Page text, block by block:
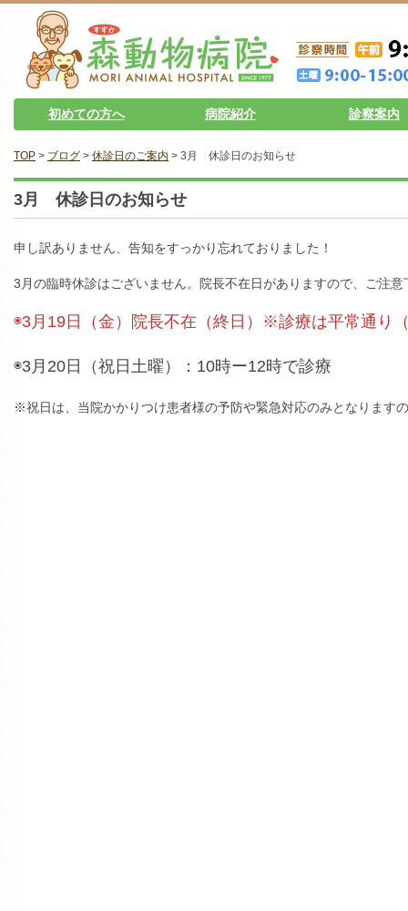
初めての方へ 病院紹介 診察案内
TOP > ブログ > 休診日のご案内 > 3月 休診日のお知らせ
3月 休診日のお知らせ
申し訳ありません、告知をすっかり忘れておりました！
3月の臨時休診はございません。院長不在日がありますので、ご注意
◉3月19日（金）院長不在（終日）※診療は平常通り
◉3月20日（祝日土曜）：10時ー12時で診療
※祝日は、当院かかりつけ患者様の予防や緊急対応のみとなります